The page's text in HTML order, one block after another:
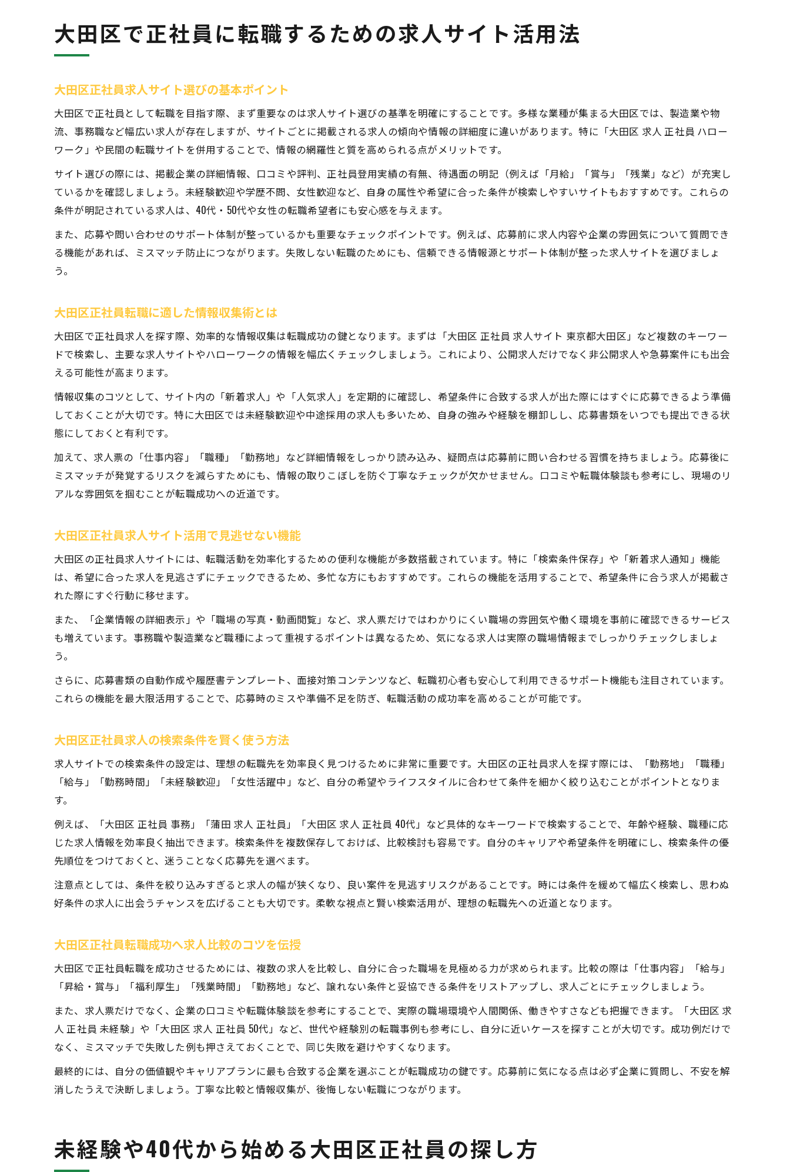
未経験や40代から始める大田区正社員の探し方
未経験歓迎の大田区正社員求人を探すコツ
ミドル世代が大田区正社員求人で注意すべき点
女性にも安心な大田区の正社員求人最新情報
女性向け大田区正社員求人の注目ポイント
大田区正社員女性活躍中求人の特徴を解説
大田区正社員求人で福利厚生を重視する理由
大田区正社員求人女性歓迎案件の選び方とは
女性が安心して働ける大田区正社員求人の条件
大田区正社員事務職求人で重視される経験
大田区正社員事務求人選びのポイント解説
ハローワーク利用で広がる大田区の正社員採用チャンス
大田区正社員求人ハローワーク活用の基本
大田区正社員求人ハローワーク連携のメリット
ハローワーク経由の大田区正社員求人応募の流れ
蒲田エリア大田区正社員求人の特徴を紹介
蒲田周辺で大田区正社員求人を見つけるコツ
大田区正社員求人で蒲田エリアを選ぶ理由
蒲田エリア大田区正社員求人情報の集め方
大田区で正社員に転職するための求人サイト活用法
大田区正社員求人サイト選びの基本ポイント
大田区で正社員として転職を目指す際、まず重要なのは求人サイト選びの基準を明確にすることです。多様な業種が集まる大田区では、製造業や物
流、事務職など幅広い求人が存在しますが、サイトごとに掲載される求人の傾向や情報の詳細度に違いがあります。特に「大田区 求人 正社員 ハロー
ワーク」や民間の転職サイトを併用することで、情報の網羅性と質を高められる点がメリットです。
サイト選びの際には、掲載企業の詳細情報、口コミや評判、正社員登用実績の有無、待遇面の明記（例えば「月給」「賞与」「残業」など）が充実し
ているかを確認しましょう。未経験歓迎や学歴不問、女性歓迎など、自身の属性や希望に合った条件が検索しやすいサイトもおすすめです。これらの
条件が明記されている求人は、40代・50代や女性の転職希望者にも安心感を与えます。
また、応募や問い合わせのサポート体制が整っているかも重要なチェックポイントです。例えば、応募前に求人内容や企業の雰囲気について質問でき
る機能があれば、ミスマッチ防止につながります。失敗しない転職のためにも、信頼できる情報源とサポート体制が整った求人サイトを選びましょ
う。
大田区正社員転職に適した情報収集術とは
大田区で正社員求人を探す際、効率的な情報収集は転職成功の鍵となります。まずは「大田区 正社員 求人サイト 東京都大田区」など複数のキーワー
ドで検索し、主要な求人サイトやハローワークの情報を幅広くチェックしましょう。これにより、公開求人だけでなく非公開求人や急募案件にも出会
える可能性が高まります。
情報収集のコツとして、サイト内の「新着求人」や「人気求人」を定期的に確認し、希望条件に合致する求人が出た際にはすぐに応募できるよう準備
しておくことが大切です。特に大田区では未経験歓迎や中途採用の求人も多いため、自身の強みや経験を棚卸しし、応募書類をいつでも提出できる状
態にしておくと有利です。
加えて、求人票の「仕事内容」「職種」「勤務地」など詳細情報をしっかり読み込み、疑問点は応募前に問い合わせる習慣を持ちましょう。応募後に
ミスマッチが発覚するリスクを減らすためにも、情報の取りこぼしを防ぐ丁寧なチェックが欠かせません。口コミや転職体験談も参考にし、現場のリ
アルな雰囲気を掴むことが転職成功への近道です。
大田区正社員求人サイト活用で見逃せない機能
大田区の正社員求人サイトには、転職活動を効率化するための便利な機能が多数搭載されています。特に「検索条件保存」や「新着求人通知」機能
は、希望に合った求人を見逃さずにチェックできるため、多忙な方にもおすすめです。これらの機能を活用することで、希望条件に合う求人が掲載さ
れた際にすぐ行動に移せます。
また、「企業情報の詳細表示」や「職場の写真・動画閲覧」など、求人票だけではわかりにくい職場の雰囲気や働く環境を事前に確認できるサービス
も増えています。事務職や製造業など職種によって重視するポイントは異なるため、気になる求人は実際の職場情報までしっかりチェックしましょ
う。
さらに、応募書類の自動作成や履歴書テンプレート、面接対策コンテンツなど、転職初心者も安心して利用できるサポート機能も注目されています。
これらの機能を最大限活用することで、応募時のミスや準備不足を防ぎ、転職活動の成功率を高めることが可能です。
大田区正社員求人の検索条件を賢く使う方法
求人サイトでの検索条件の設定は、理想の転職先を効率良く見つけるために非常に重要です。大田区の正社員求人を探す際には、「勤務地」「職種」
「給与」「勤務時間」「未経験歓迎」「女性活躍中」など、自分の希望やライフスタイルに合わせて条件を細かく絞り込むことがポイントとなりま
す。
例えば、「大田区 正社員 事務」「蒲田 求人 正社員」「大田区 求人 正社員 40代」など具体的なキーワードで検索することで、年齢や経験、職種に応
じた求人情報を効率良く抽出できます。検索条件を複数保存しておけば、比較検討も容易です。自分のキャリアや希望条件を明確にし、検索条件の優
先順位をつけておくと、迷うことなく応募先を選べます。
注意点としては、条件を絞り込みすぎると求人の幅が狭くなり、良い案件を見逃すリスクがあることです。時には条件を緩めて幅広く検索し、思わぬ
好条件の求人に出会うチャンスを広げることも大切です。柔軟な視点と賢い検索活用が、理想の転職先への近道となります。
大田区正社員転職成功へ求人比較のコツを伝授
大田区で正社員転職を成功させるためには、複数の求人を比較し、自分に合った職場を見極める力が求められます。比較の際は「仕事内容」「給与」
「昇給・賞与」「福利厚生」「残業時間」「勤務地」など、譲れない条件と妥協できる条件をリストアップし、求人ごとにチェックしましょう。
また、求人票だけでなく、企業の口コミや転職体験談を参考にすることで、実際の職場環境や人間関係、働きやすさなども把握できます。「大田区 求
人 正社員 未経験」や「大田区 求人 正社員 50代」など、世代や経験別の転職事例も参考にし、自分に近いケースを探すことが大切です。成功例だけで
なく、ミスマッチで失敗した例も押さえておくことで、同じ失敗を避けやすくなります。
最終的には、自分の価値観やキャリアプランに最も合致する企業を選ぶことが転職成功の鍵です。応募前に気になる点は必ず企業に質問し、不安を解
消したうえで決断しましょう。丁寧な比較と情報収集が、後悔しない転職につながります。
未経験や40代から始める大田区正社員の探し方